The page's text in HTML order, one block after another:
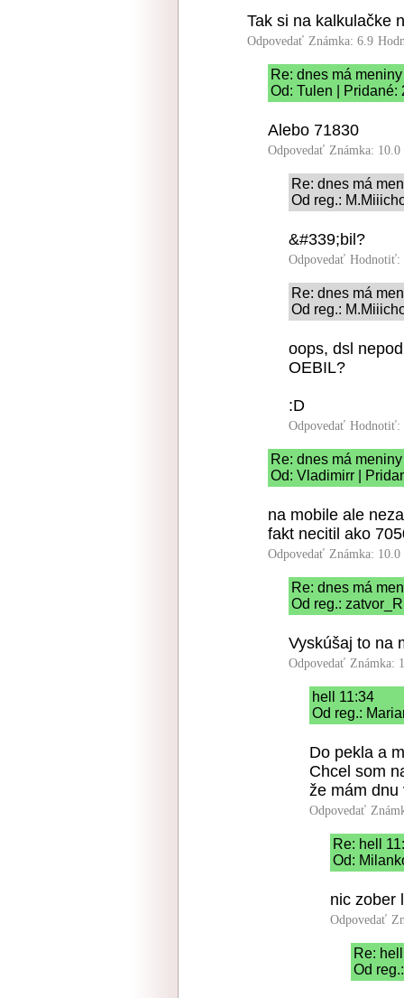
Tak si na kalkulačke
Odpovedať Známka: 6.9
Re: dnes má
Od: Tulen | Pridané:
Alebo 71830
Odpovedať Známka: 10.0
Re: dnes má
Od reg.:
&#339;bil?
Odpovedať Hodnotiť:
Re: dnes má
Od reg.:
oops, dsl
OEBIL?
:D
Odpovedať Hodnotiť:
Re: dnes má
Od: Vladimirr |
na mobile ale
fakt necitil ako
Odpovedať Známka: 10.0
Re: dnes má
Od reg.:
Vyskúšaj to na
Odpovedať Známka:
hell 11:34
Od reg.:
Do pekla a
Chcel som
že mám dnu
Odpovedať
Re: hell
Od:
nic zober
Odpovedať
Re:
Od